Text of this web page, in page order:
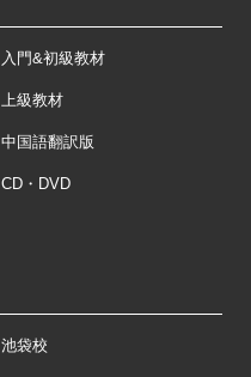
入門&初級教材
上級教材
中国語翻訳版
CD・DVD
池袋校